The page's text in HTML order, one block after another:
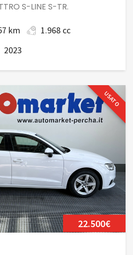
S-LINE S-TR.
km
1.968 cc
2023
USATO
22.500€